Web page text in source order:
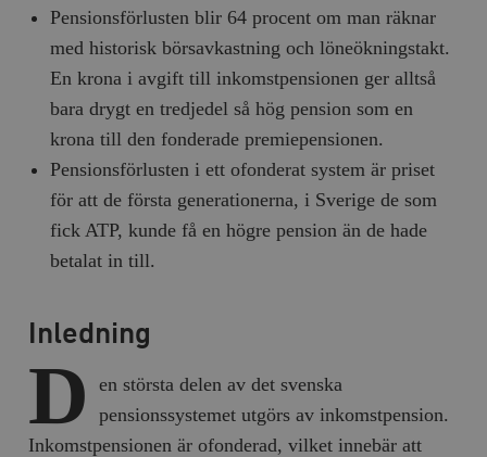
Pensionsförlusten blir 64 procent om man räknar
med historisk börsavkastning och löneökningstakt.
En krona i avgift till inkomstpensionen ger alltså
bara drygt en tredjedel så hög pension som en
krona till den fonderade premiepensionen.
Pensionsförlusten i ett ofonderat system är priset
för att de första generationerna, i Sverige de som
fick ATP, kunde få en högre pension än de hade
betalat in till.
Inledning
D
en största delen av det svenska
pensionssystemet utgörs av inkomstpension.
Inkomstpensionen är ofonderad, vilket innebär att